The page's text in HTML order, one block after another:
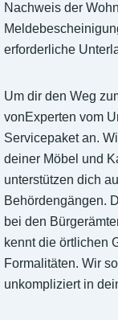
Nachweis der
erforderliche
Um dir den Weg
vonExperten vom
Servicepaket an.
deiner Möbel und
unterstützen dich
Behördengängen.
bei den
kennt die örtlichen
Formalitäten. Wir
unkompliziert in